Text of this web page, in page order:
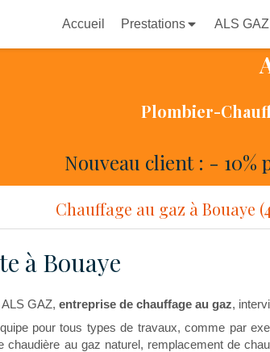
Accueil Prestations ALS GAZ
Nouveau client : -
Plombier-
Chauffage au gaz à Bouaye
à Bouaye
GAZ, entreprise de chauffage au gaz,
pour tous types de travaux, comme par
chaudière au gaz naturel, remplacement de